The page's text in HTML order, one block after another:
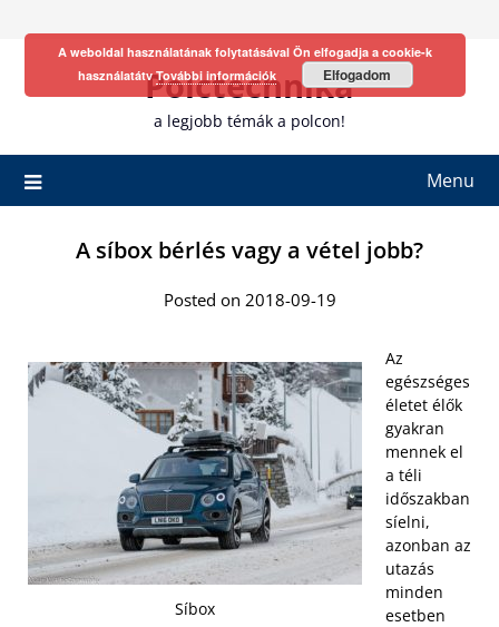
Polctechnika
a legjobb témák a polcon!
Menu
A síbox bérlés vagy a vétel jobb?
Posted on 2018-09-19
Síbox
Az
egészséges
életet élők
gyakran
mennek el
a téli
időszakban
síelni,
azonban az
utazás
minden
esetben
A weboldal használatának folytatásával Ön elfogadja a cookie-k
használatátvTovábbi információk Elfogadom